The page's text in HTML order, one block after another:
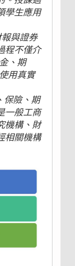
學生應用
與證券
程不僅介
、期
用真實
保險、期
一般工商
機構、財
相關機構